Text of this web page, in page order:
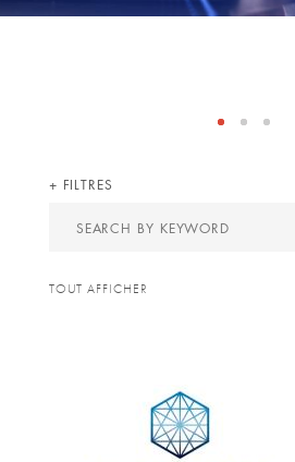
FILTRES
Search
keyword
TOUT AFFICHER